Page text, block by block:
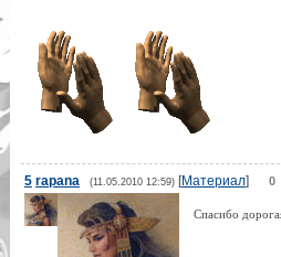
0
5 rapana (11.05.2010 12:59)[Материал]
Спасибо